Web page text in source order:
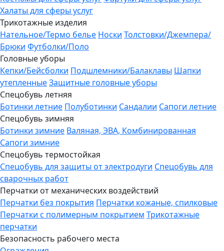
Халаты для сферы услуг
Трикотажные изделия
Нательное/Термо белье Носки Толстовки/Джемпера/
Брюки Футболки/Поло
Головные уборы
Кепки/Бейсболки Подшлемники/Балаклавы Шапки
утепленныеЗащитные головные уборы
Спецобувь летняя
Ботинки летние Полуботинки Сандалии Сапоги летние
Спецобувь зимняя
Ботинки зимние Валяная, ЭВА, Комбинированная
Сапоги зимние
Спецобувь термостойкая
Спецобувь для защиты от электродуги Спецобувь для
сварочных работ
Перчатки от механических воздействий
Перчатки без покрытия Перчатки кожаные, спилковые
Перчатки с полимерным покрытием Трикотажные
перчатки
Безопасность рабочего места